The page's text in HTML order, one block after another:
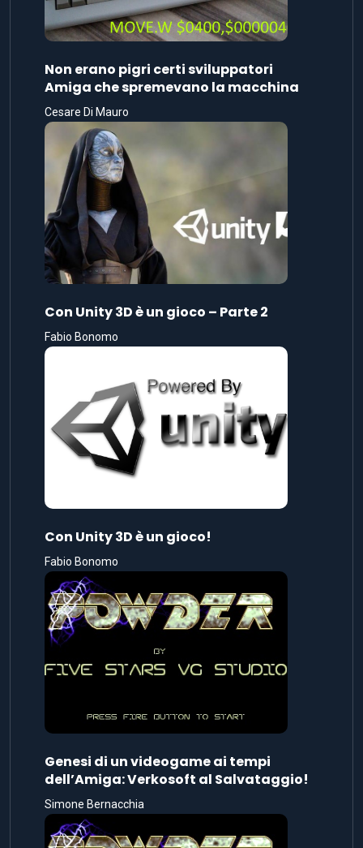
Non erano pigri certi sviluppatori
Amiga che spremevano la macchina
Cesare Di Mauro
Con Unity 3D è un gioco – Parte 2
Fabio Bonomo
Con Unity 3D è un gioco!
Fabio Bonomo
Genesi di un videogame ai tempi
dell’Amiga: Verkosoft al Salvataggio!
Simone Bernacchia